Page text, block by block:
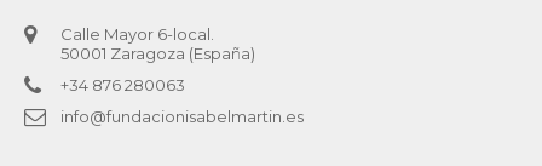
Calle Mayor 6-local.
50001 Zaragoza (España)
+34 876 280063
info@fundacionisabelmartin.es